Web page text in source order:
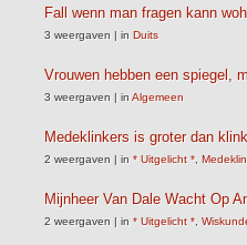
Fall wenn man fragen kann
3 weergaven | in Duits
Vrouwen hebben een spiegel,
3 weergaven | in Algemeen
Medeklinkers is groter dan
2 weergaven | in * Uitgelicht *
Mijnheer Van Dale Wacht Op
2 weergaven | in * Uitgelicht *